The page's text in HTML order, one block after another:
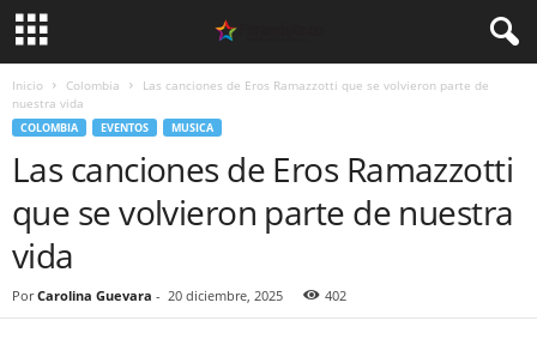
Inicio Colombia
Las canciones de Eros Ramazzotti que se volvieron parte de
nuestra vida
COLOMBIA EVENTOS MUSICA
Las canciones de Eros Ramazzotti
que se volvieron parte de nuestra
vida
Por Carolina Guevara - 20 diciembre, 2025 402